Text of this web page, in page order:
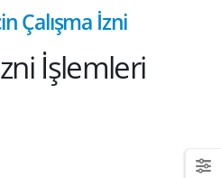
Çalışma İzni
İşlemleri